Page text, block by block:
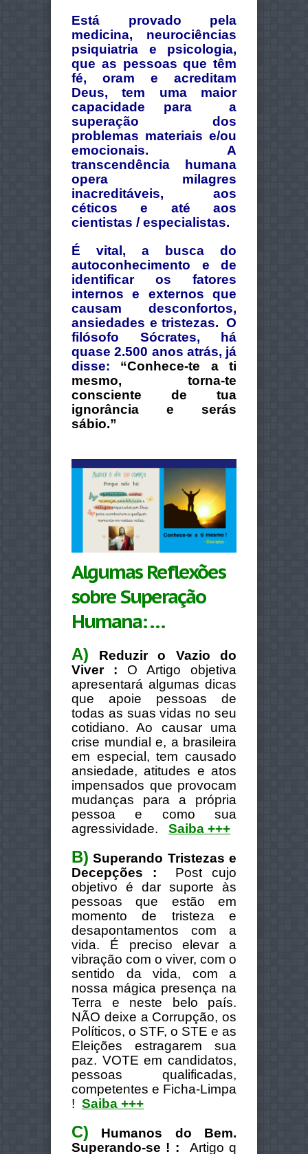
Está provado pela
medicina, neurociências
psiquiatria e psicologia,
que as pessoas que têm
fé, oram e acreditam
Deus, tem uma maior
capacidade para a
superação dos
problemas materiais e/ou
emocionais. A
transcendência humana
opera milagres
inacreditáveis, ​​aos
céticos e até aos
cientistas / especialistas.
É vital, a busca do
autoconhecimento e de
identificar os fatores
internos e externos que
causam desconfortos,
ansiedades e tristezas. O
filósofo Sócrates, há
quase 2.500 anos atrás, já
disse: “Conhece-te a ti
mesmo, torna-te
consciente de tua
ignorância e serás
sábio.”
Algumas Reflexões
sobre Superação
Humana: …
A) Reduzir o Vazio do
Viver : O Artigo objetiva
apresentará algumas dicas
que apoie pessoas de
todas as suas vidas no seu
cotidiano.Ao causar uma
crise mundial e, a brasileira
em especial, tem causado
ansiedade, atitudes e atos
impensados ​​que provocam
mudanças para a própria
pessoa e como sua
agressividade.
Saiba +++
B) Superando Tristezas e
Decepções : Post cujo
objetivo é dar suporte às
pessoas que estão em
momento de tristeza e
desapontamentos com a
vida. É preciso elevar a
vibração com o viver, com o
sentido da vida, com a
nossa mágica presença na
Terra e neste belo país.
NÃO deixe a Corrupção, os
Políticos, o STF, o STE e as
Eleições estragarem sua
paz. VOTE em candidatos,
pessoas qualificadas,
competentes e Ficha-Limpa
! Saiba +++
C)
Humanos do Bem.
Superando-se ! : Artigo q